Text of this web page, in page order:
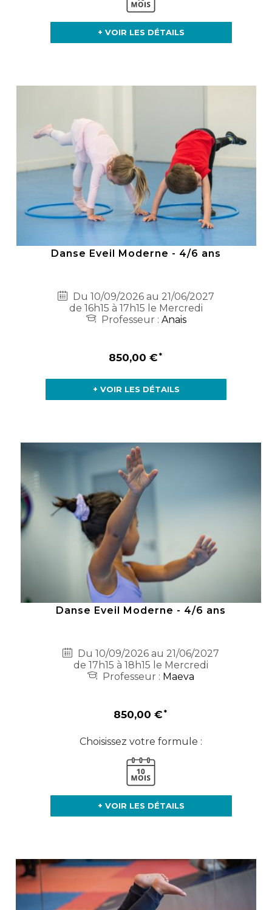
+ VOIR LES DÉTAILS
Danse Eveil Moderne - 4/6 ans
Du 10/09/2026 au 21/06/2027
de 16h15 à 17h15 le Mercredi
Professeur : Anais
850,00 €
+ VOIR LES DÉTAILS
Danse Eveil Moderne - 4/6 ans
Du 10/09/2026 au 21/06/2027
de 17h15 à 18h15 le Mercredi
Professeur : Maeva
850,00 €
Choisissez votre formule :
+ VOIR LES DÉTAILS